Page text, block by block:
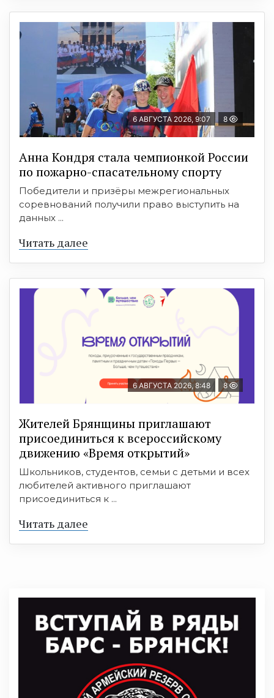
6 АВГУСТА 2026, 9:07 8
Анна Кондря стала чемпионкой России
по пожарно-спасательному спорту
Победители и призёры межрегиональных
соревнований получили право выступить на
данных ...
Читать далее
6 АВГУСТА 2026, 8:48 8
Жителей Брянщины приглашают
присоединиться к всероссийскому
движению «Время открытий»
Школьников, студентов, семьи с детьми и всех
любителей активного приглашают
присоединиться к ...
Читать далее